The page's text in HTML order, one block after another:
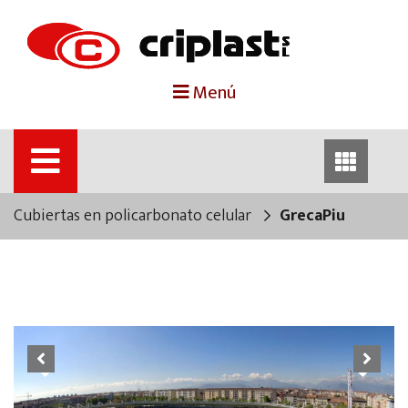
Menú
portada
criplast
trabajos destacados
contacto
Cubiertas en policarbonato celular GrecaPiu
Previous Next